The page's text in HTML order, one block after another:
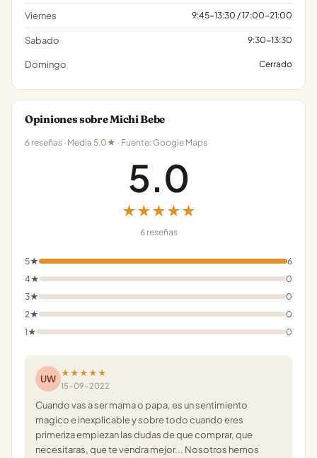
Viernes 9:45-13:30 / 17:00-21:00
Sabado 9:30-13:30
Domingo Cerrado
Opiniones sobre Michi Bebe
6 reseñas · Media 5.0★ · Fuente: Google Maps
5.0
★★★★★
6 reseñas
5★
6
4★
0
3★
0
2★
0
1★
0
UW
★★★★★
15-09-2022
Cuando vas a ser mama o papa, es un sentimiento
magico e inexplicable y sobre todo cuando eres
primeriza empiezan las dudas de que comprar, que
necesitaras, que te vendra mejor... Nosotros hemos